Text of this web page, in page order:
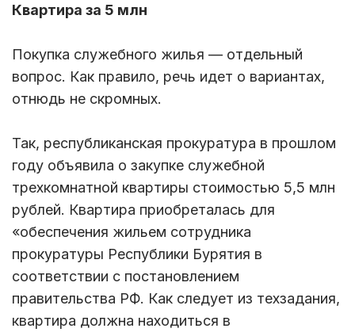
Квартира за 5 млн
Покупка служебного жилья — отдельный
вопрос. Как правило, речь идет о вариантах,
отнюдь не скромных.
Так, республиканская прокуратура в прошлом
году объявила о закупке служебной
трехкомнатной квартиры стоимостью 5,5 млн
рублей. Квартира приобреталась для
«обеспечения жильем сотрудника
прокуратуры Республики Бурятия в
соответствии с постановлением
правительства РФ. Как следует из техзадания,
квартира должна находиться в